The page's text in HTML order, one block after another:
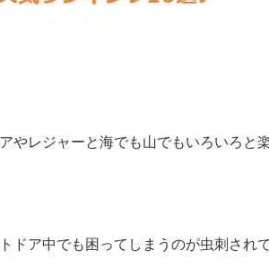
やレジャーと海でも山でもいろいろと
ドア中でも困ってしまうのが虫刺されで